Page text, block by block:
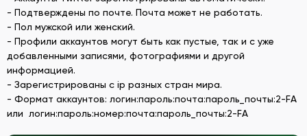
- Подтверждены по почте. Почта может не работать.
- Пол мужской или женский.
- Профили аккаунтов могут быть как пустые, так и с уже
добавленными записями, фотографиями и другой
информацией.
- Зарегистрированы с ip разных стран мира.
- Формат аккаунтов: логин:пароль:почта:пароль_почты:2-FA
или логин:пароль:номер:почта:пароль_почты:2-FA